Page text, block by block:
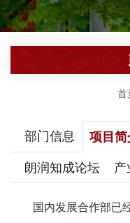
首
部门信息 项目简
朗润知成论坛 产
国内发展合作部已